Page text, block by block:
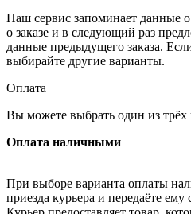
Наш сервис запоминает данные
о заказе и в следующий раз
данные предыдущего заказа.
выбирайте другие варианты.
Оплата
Вы можете выбрать один из трёх
Оплата наличными
При выборе варианта оплаты
приезда курьера и передаёте ему